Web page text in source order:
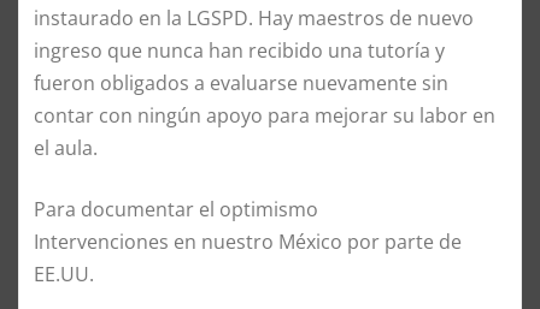
instaurado en la LGSPD. Hay maestros de nuevo
ingreso que nunca han recibido una tutoría y
fueron obligados a evaluarse nuevamente sin
contar con ningún apoyo para mejorar su labor en
el aula.
Para documentar el optimismo
Intervenciones en nuestro México por parte de
EE.UU.